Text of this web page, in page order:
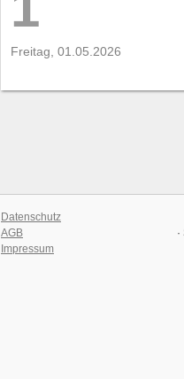
Freitag, 01.05.2026
Datenschutz
AGB
Impressum